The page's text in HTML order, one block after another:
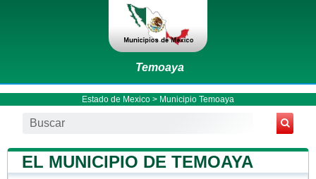
Temoaya
Estado de Mexico > Municipio Temoaya
EL MUNICIPIO DE TEMOAYA